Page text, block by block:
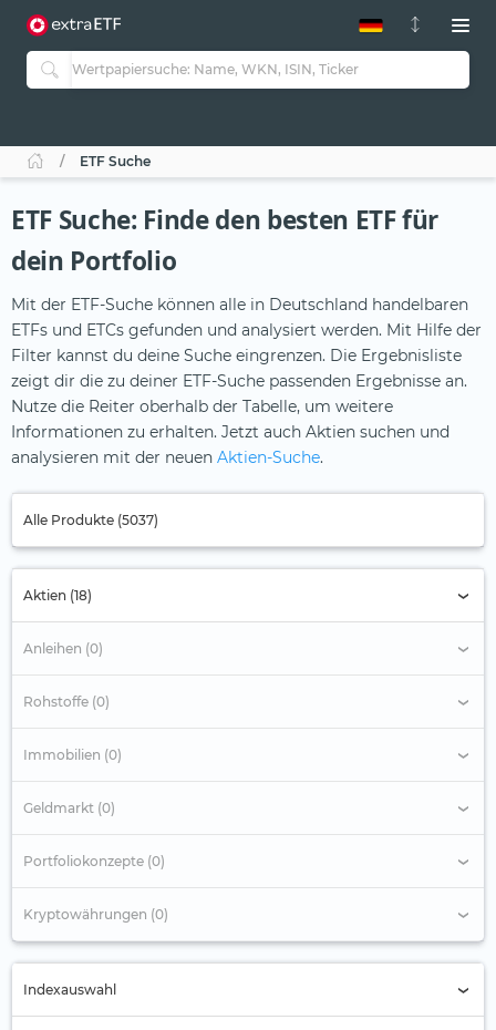
ETF-Guide 2.0
Guide Aktive ETFs
ETF-Sparpläne
ETF Suche
ETF Suche: Finde den besten ETF für
dein Portfolio
Mit der ETF-Suche können alle in Deutschland handelbaren
ETFs und ETCs gefunden und analysiert werden. Mit Hilfe der
Filter kannst du deine Suche eingrenzen. Die Ergebnisliste
zeigt dir die zu deiner ETF-Suche passenden Ergebnisse an.
Nutze die Reiter oberhalb der Tabelle, um weitere
Informationen zu erhalten. Jetzt auch Aktien suchen und
analysieren mit der neuen Aktien-Suche.
Alle Produkte (5037)
Aktien (18)
Anleihen (0)
Rohstoffe (0)
Immobilien (0)
Geldmarkt (0)
Portfoliokonzepte (0)
Kryptowährungen (0)
Indexauswahl